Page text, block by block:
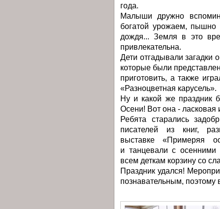
года.
Малыши дружно
богатой урожаем, пышно
дождя... Земля в это
привлекательна.
Дети отгадывали
которые были
приготовить, а также
«Разноцветная карусель».
Ну и какой же праздник
Осени! Вот она - ласковая
Ребята старались
писателей из книг,
выставке «Примеряя
и танцевали с осенними
всем деткам корзину со
Праздник удался!
познавательным, поэтому